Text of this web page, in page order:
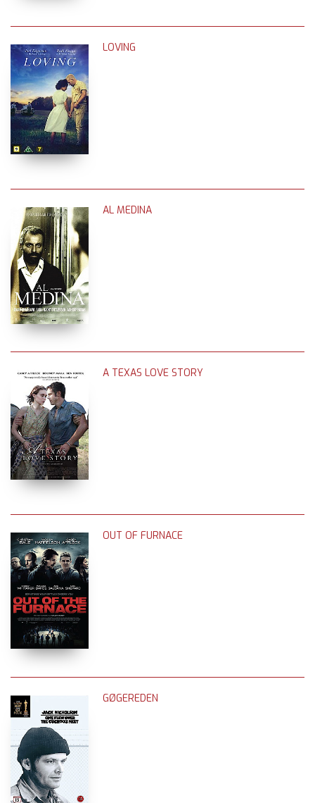
LOVING
AL MEDINA
A TEXAS LOVE STORY
OUT OF FURNACE
GØGEREDEN